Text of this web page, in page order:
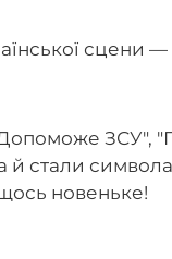
сцени
ЗСУ",
й стали
новеньке!